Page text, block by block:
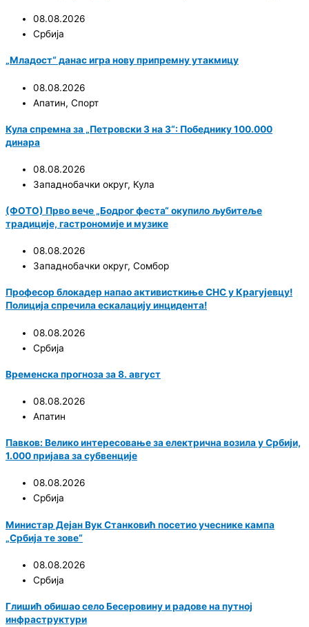
08.08.2026
Србија
„Младост“ данас игра нову припремну утакмицу
08.08.2026
Апатин, Спорт
Кула спремна за „Петровски 3 на 3“: Победнику 100.000
динара
08.08.2026
Западнобачки округ, Кула
(ФОТО) Прво вече „Бодрог феста“ окупило љубитеље
традиције, гастрономије и музике
08.08.2026
Западнобачки округ, Сомбор
Професор блокадер напао активисткиње СНС у Крагујевцу!
Полиција спречила ескалацију инцидента!
08.08.2026
Србија
Временска прогноза за 8. август
08.08.2026
Апатин
Павков: Велико интересовање за електрична возила у Србији,
1.000 пријава за субвенције
08.08.2026
Србија
Министар Дејан Вук Станковић посетио учеснике кампа
„Србија те зове“
08.08.2026
Србија
Глишић обишао село Бесеровину и радове на путној
инфраструктури